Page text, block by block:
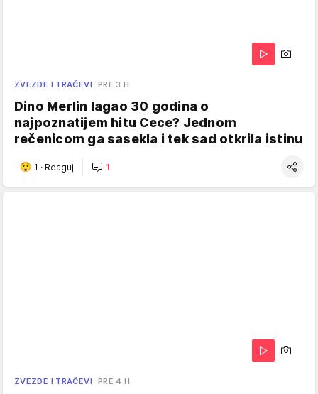
ZVEZDE I TRAČEVI PRE 3 H
Dino Merlin lagao 30 godina o
najpoznatijem hitu Cece? Jednom
rečenicom ga sasekla i tek sad otkrila istinu
1 · Reaguj 1
ZVEZDE I TRAČEVI PRE 4 H